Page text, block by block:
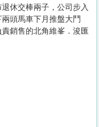
休交棒兩子，公司步入
頭馬車下月推盤大鬥
銷售的北角維峯．浚匯